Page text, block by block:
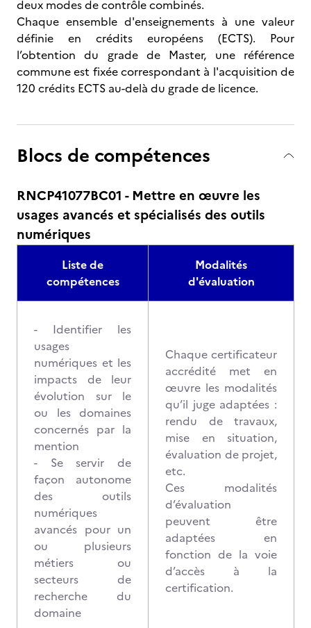
deux modes de contrôle combinés.
Chaque ensemble d'enseignements à une valeur
définie en crédits européens (ECTS). Pour
l’obtention du grade de Master, une référence
commune est fixée correspondant à l'acquisition de
120 crédits ECTS au-delà du grade de licence.
Blocs de compétences
RNCP41077BC01 - Mettre en œuvre les
usages avancés et spécialisés des outils
numériques
Liste de
compétences
Modalités
d'évaluation
- Identifier les
usages
numériques et les
impacts de leur
évolution sur le
ou les domaines
concernés par la
mention
- Se servir de
façon autonome
des outils
numériques
avancés pour un
ou plusieurs
métiers ou
secteurs de
recherche du
domaine
Chaque certificateur
accrédité met en
œuvre les modalités
qu’il juge adaptées :
rendu de travaux,
mise en situation,
évaluation de projet,
etc.
Ces modalités
d’évaluation
peuvent être
adaptées en
fonction de la voie
d’accès à la
certification.